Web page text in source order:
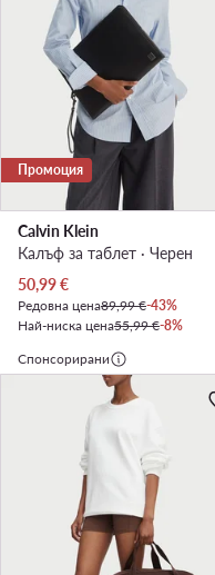
Промоция
Calvin Klein
Калъф за таблет · Черен
Актуална цена
50,99€
Редовна цена89,99 €-43%
Най-ниска цена55,99 €-8%
Спонсорирани